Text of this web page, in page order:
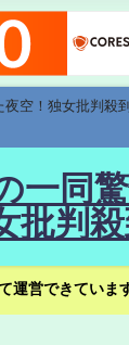
空！独女批判
一同
批判
営できていま